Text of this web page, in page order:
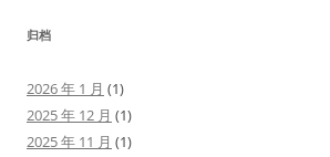
归档
2026 年 1 月 (1)
2025 年 12 月 (1)
2025 年 11 月 (1)